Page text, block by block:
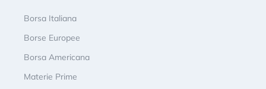
Borsa Italiana
Borse Europee
Borsa Americana
Materie Prime